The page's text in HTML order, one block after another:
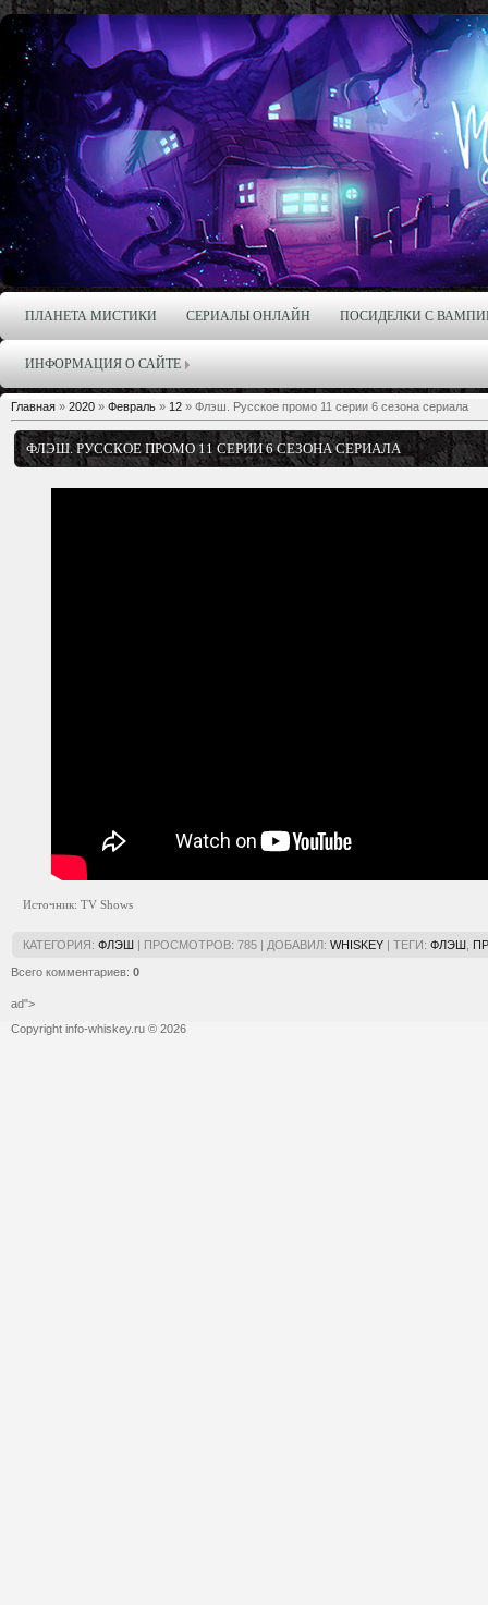
ПЛАНЕТА МИСТИКИ СЕРИАЛЫ ОНЛАЙН ПОСИДЕЛКИ С
ИНФОРМАЦИЯ О САЙТЕ
Главная » 2020 » Февраль » 12 » Флэш. Русское промо 11 серии 6 сезона сериала
ФЛЭШ. РУССКОЕ ПРОМО 11 СЕРИИ 6 СЕЗОНА СЕРИАЛА
Источник: TV Shows
КАТЕГОРИЯ: ФЛЭШ | ПРОСМОТРОВ: 785 | ДОБАВИЛ: WHISKEY | ТЕГИ: ФЛЭШ
Всего комментариев: 0
ad">
Copyright info-whiskey.ru © 2026